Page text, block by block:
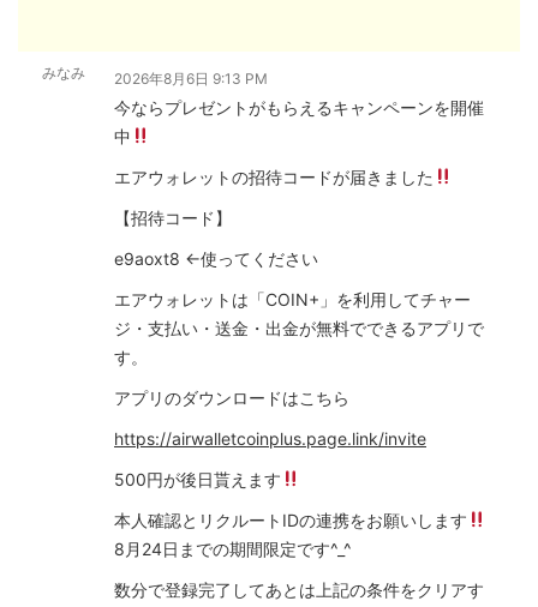
みなみ 2026年8月6日 9:13 PM
今ならプレゼントがもらえるキャンペーンを開催
中
エアウォレットの招待コードが届きました
【招待コード】
e9aoxt8 ←使ってください
エアウォレットは「COIN+」を利用してチャー
ジ・支払い・送金・出金が無料でできるアプリで
す。
アプリのダウンロードはこちら
https://airwalletcoinplus.page.link/invite
500円が後日貰えます
本人確認とリクルートIDの連携をお願いします
8月24日までの期間限定です^_^
数分で登録完了してあとは上記の条件をクリアす